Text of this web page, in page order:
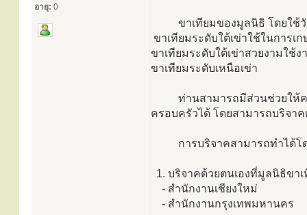
อายุ: 0
ขาเทียมของมูลนิธิ โดยใช้วั
ขาเทียมระดับใต้เข่าใช้ในการเก
ขาเทียมระดับใต้เข่าสวยงามใช้ง
ขาเทียมระดับเหนือเข่า
ท่านสามารถมีส่วนช่วยให้คนพิ
ครอบครัวได้ โดยสามารถบริจา
การบริจาคสามารถทำได้โด
1. บริจาคด้วยตนเองที่มูลนิธิขา
- สำนักงานเชียงใหม่
- สำนักงานกรุงเทพมหานคร